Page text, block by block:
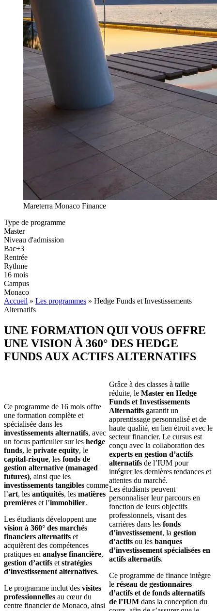
Mareterra Monaco Finance
Type de programme
Master
Niveau d'admission
Bac+3
Rentrée
Rythme
16 mois
Campus
Monaco
Accueil » Les programmes » Hedge Funds et Investissements
Alternatifs
UNE FORMATION QUI VOUS OFFRE
UNE VISION À 360° DES HEDGE
FUNDS AUX ACTIFS ALTERNATIFS
Ce programme de 16 mois offre
une formation complète et
spécialisée dans les
investissements alternatifs, avec
un focus particulier sur les hedge
funds, le private equity, le
capital-risque, les fonds de
gestion alternative (managed
futures), ainsi que les
investissements tangibles comme
l’art, les antiquités, les matières
premières et l’immobilier.
Les étudiants développent une
vision à 360° des marchés
financiers alternatifs et
acquièrent des compétences
pratiques en analyse financière,
gestion d’actifs etstratégies
d’investissement alternatives.
Le programme inclut des visites
professionnelles au cœur du
centre financier de Monaco, ainsi
Grâce à des classes à taille
réduite, le Master en Hedge
Funds et Investissements
Alternatifsgarantit un
apprentissage personnalisé et de
haute qualité, en lien étroit avec le
secteur financier. Le cursus est
conçu avec la collaboration des
experts en gestion d’actifs
alternatifsde l’IUM pour
intégrer les dernières tendances et
attentes du marché.
Les étudiants peuvent
personnaliser leur parcours en
fonction de leurs objectifs
professionnels, visant des
carrières dans les fonds
d’investissement, la gestion
d’actifsou les banques
d’investissement spécialisées en
actifs alternatifs.
Ce programme de finance intègre
le réseau de gestionnaires
d’actifs et de fonds alternatifs
de l’IUMdans la conception du